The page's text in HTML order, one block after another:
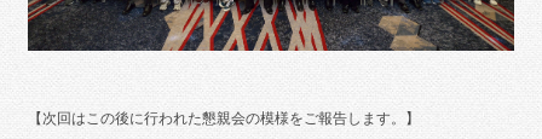
【次回はこの後に行われた懇親会の模様をご報告します。】